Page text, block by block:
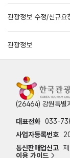
관광정보 수정/신규요
관광정보
(26464) 강원특별
대표전화 033-
사업자등록번호
통신판매업신고
이용 가이드